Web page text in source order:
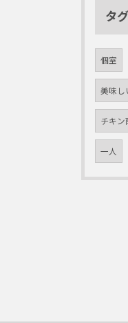
タグ
個室
美味し
チキン
一人